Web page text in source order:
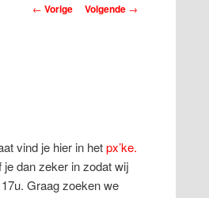
Berichtnavigatie
← Vorige Volgende →
vind je hier in hetpx’ke.
dan zeker in zodat wij
Graag zoeken we